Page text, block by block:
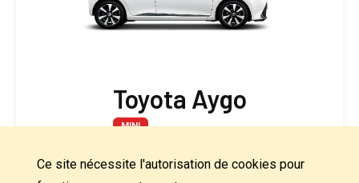
Toyota Aygo
MINI
Ce site nécessite l'autorisation de cookies pour